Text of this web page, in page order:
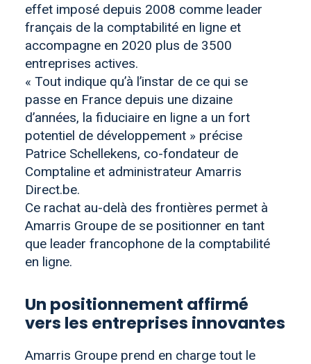
effet imposé depuis 2008 comme leader
français de la comptabilité en ligne et
accompagne en 2020 plus de 3500
entreprises actives.
« Tout indique qu’à l’instar de ce qui se
passe en France depuis une dizaine
d’années, la fiduciaire en ligne a un fort
potentiel de développement » précise
Patrice Schellekens, co-fondateur de
Comptaline et administrateur Amarris
Direct.be.
Ce rachat au-delà des frontières permet à
Amarris Groupe de se positionner en tant
que leader francophone de la comptabilité
en ligne.
Un positionnement affirmé
vers les entreprises innovantes
Amarris Groupe prend en charge tout le